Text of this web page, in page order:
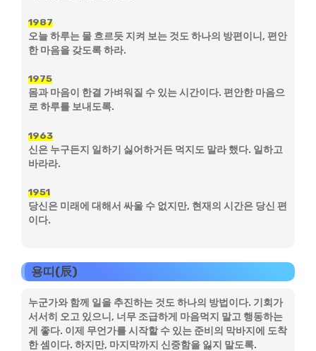
1987
오늘 하루는 물 흐르듯 지켜 보는 것도 하나의 방편이니, 편안
한 마음을 갖도록 하라.
1975
몸과 마음이 한결 가벼워질 수 있는 시간이다. 편안한 마음으
로 하루를 보내도록.
1963
신은 누구든지 일하기 싫어하거든 먹지도 말라 했다. 일하고
바라라.
1951
당신은 미래에 대해서 싸울 수 없지만, 현재의 시간은 당신 편
이다.
용띠(辰)
누군가와 함께 일을 추진하는 것도 하나의 방법이다. 기회가
서서히 오고 있으니, 너무 조급하게 마음먹지 말고 행동하는
게 좋다. 이제 무언가를 시작할 수 있는 준비의 막바지에 도착
한 셈이다. 하지만, 마지막까지 신중함을 잃지 말도록.